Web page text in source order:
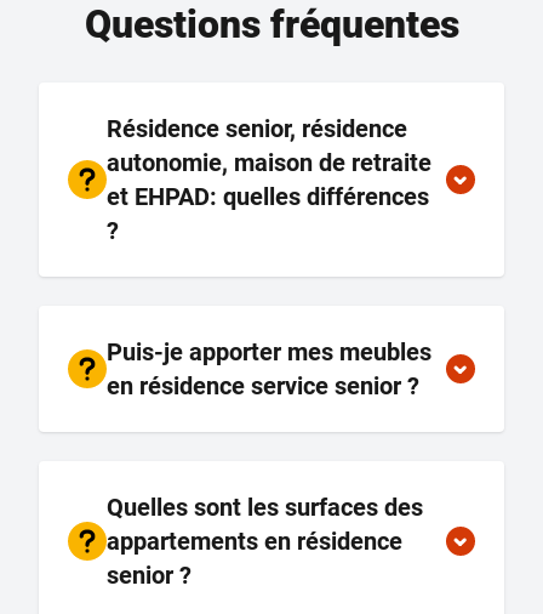
Questions fréquentes
Résidence senior, résidence
autonomie, maison de retraite
et EHPAD: quelles différences
?
Puis-je apporter mes meubles
en résidence service senior ?
Quelles sont les surfaces des
appartements en résidence
senior ?